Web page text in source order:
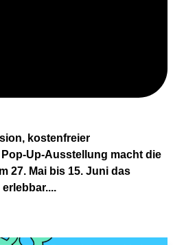
kostenfreier
Up-Ausstellung macht die
27. Mai bis 15. Juni das